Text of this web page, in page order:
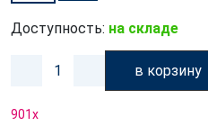
Доступность: на складе
в корзину
901x